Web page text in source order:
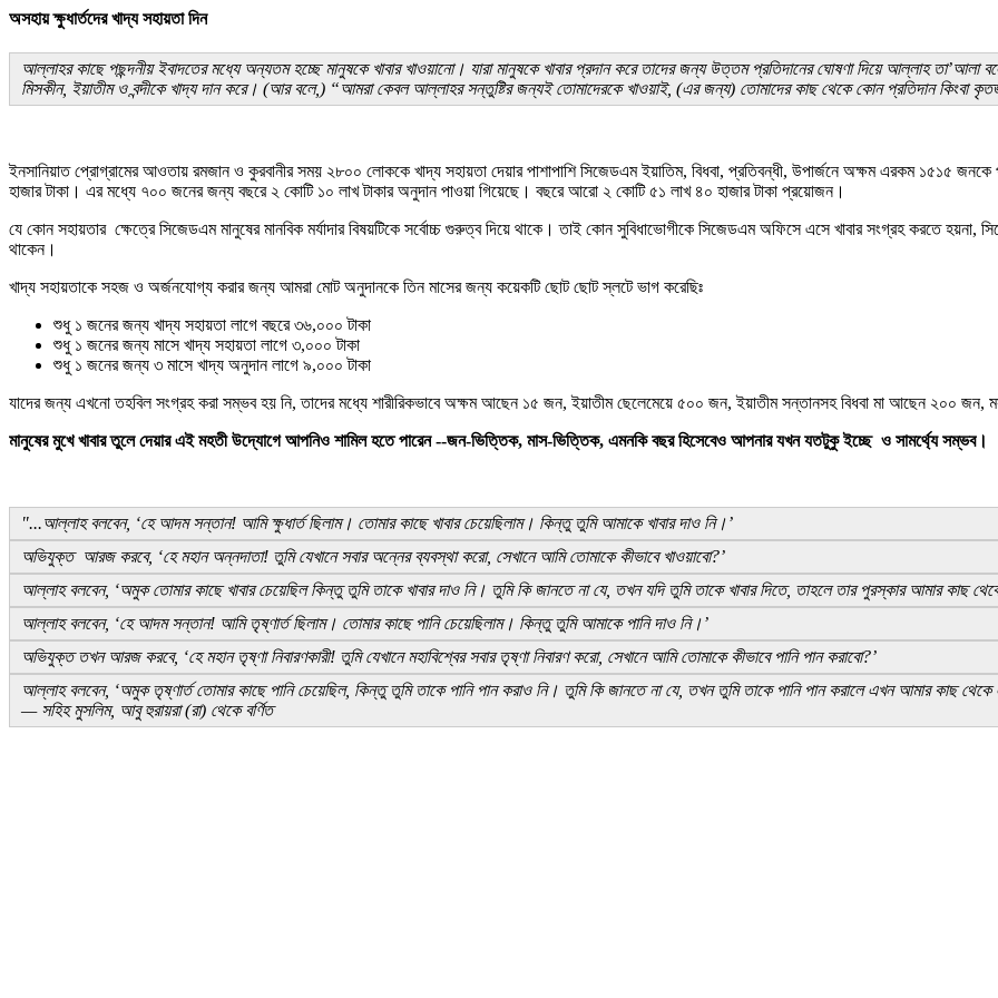
অসহায় ক্ষুধার্তদের খাদ্য সহায়তা দিন
আল্লাহর কাছে পছন্দনীয় ইবাদতের মধ্যে অন্যতম হচ্ছে মানুষকে খাবার খাওয়ানো। যারা মানুষকে খাবার প্রদান করে তাদের জন্য উত্তম প্রতিদানের ঘোষণা দিয়ে আল্লাহ তা’আলা
মিসকীন, ইয়াতীম ও বন্দীকে খাদ্য দান করে। (আর বলে,) “আমরা কেবল আল্লাহর সন্তুষ্টির জন্যই তোমাদেরকে খাওয়াই, (এর জন্য) তোমাদের কাছ থেকে কোন প্রতিদান কিংবা
ইনসানিয়াত প্রোগ্রামের আওতায় রমজান ও কুরবানীর সময় ২৮০০ লোককে খাদ্য সহায়তা দেয়ার পাশাপাশি সিজেডএম ইয়াতিম, বিধবা, প্রতিবন্ধী, উপার্জনে অক্ষম এরকম ১৫১৫
হাজার টাকা। এর মধ্যে ৭০০ জনের জন্য বছরে ২ কোটি ১০ লাখ টাকার অনুদান পাওয়া গিয়েছে। বছরে আরো ২ কোটি ৫১ লাখ ৪০ হাজার টাকা প্রয়োজন।
যে কোন সহায়তার ক্ষেত্রে সিজেডএম মানুষের মানবিক মর্যাদার বিষয়টিকে সর্বোচ্চ গুরুত্ব দিয়ে থাকে। তাই কোন সুবিধাভোগীকে সিজেডএম অফিসে এসে খাবার সংগ্রহ করতে হয়না,
থাকেন।
খাদ্য সহায়তাকে সহজ ও অর্জনযোগ্য করার জন্য আমরা মোট অনুদানকে তিন মাসের জন্য কয়েকটি ছোট ছোট স্লটে ভাগ করেছিঃ
শুধু ১ জনের জন্য খাদ্য সহায়তা লাগে বছরে ৩৬,০০০ টাকা
শুধু ১ জনের জন্য মাসে খাদ্য সহায়তা লাগে ৩,০০০ টাকা
শুধু ১ জনের জন্য ৩ মাসে খাদ্য অনুদান লাগে ৯,০০০ টাকা
যাদের জন্য এখনো তহবিল সংগ্রহ করা সম্ভব হয় নি, তাদের মধ্যে শারীরিকভাবে অক্ষম আছেন ১৫ জন, ইয়াতীম ছেলেমেয়ে ৫০০ জন, ইয়াতীম সন্তানসহ বিধবা মা আছেন ২০০
মানুষের মুখে খাবার তুলে দেয়ার এই মহতী উদ্যোগে আপনিও শামিল হতে পারেন --জন-ভিত্তিক, মাস-ভিত্তিক, এমনকি বছর হিসেবেও আপনার যখন যতটুকু ইচ্ছে ও সামর্থ্যে সম্ভব।
"...আল্লাহ বলবেন, ‘হে আদম সন্তান! আমি ক্ষুধার্ত ছিলাম। তোমার কাছে খাবার চেয়েছিলাম। কিন্তু তুমি আমাকে খাবার দাও নি।’
অভিযুক্ত আরজ করবে, ‘হে মহান অন্নদাতা! তুমি যেখানে সবার অন্নের ব্যবস্থা করো, সেখানে আমি তোমাকে কীভাবে খাওয়াবো?’
আল্লাহ বলবেন, ‘অমুক তোমার কাছে খাবার চেয়েছিল কিন্তু তুমি তাকে খাবার দাও নি। তুমি কি জানতে না যে, তখন যদি তুমি তাকে খাবার দিতে, তাহলে তার পুরস্কার আমার কাছ
আল্লাহ বলবেন, ‘হে আদম সন্তান! আমি তৃষ্ণার্ত ছিলাম। তোমার কাছে পানি চেয়েছিলাম। কিন্তু তুমি আমাকে পানি দাও নি।’
অভিযুক্ত তখন আরজ করবে, ‘হে মহান তৃষ্ণা নিবারণকারী! তুমি যেখানে মহাবিশ্বের সবার তৃষ্ণা নিবারণ করো, সেখানে আমি তোমাকে কীভাবে পানি পান করাবো?’
আল্লাহ বলবেন, ‘অমুক তৃষ্ণার্ত তোমার কাছে পানি চেয়েছিল, কিন্তু তুমি তাকে পানি পান করাও নি। তুমি কি জানতে না যে, তখন তুমি তাকে পানি পান করালে এখন আমার কাছ
— সহিহ মুসলিম, আবু হুরায়রা (রা) থেকে বর্ণিত